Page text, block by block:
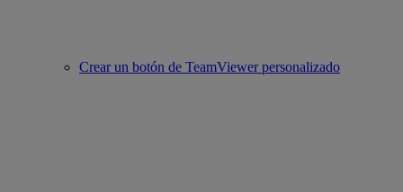
Crear un botón de TeamViewer personalizado